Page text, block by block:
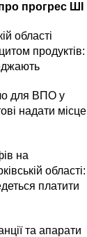
прогрес ШІ
області
продуктів:
для ВПО у
надати місце
на
області:
платити
та апарати